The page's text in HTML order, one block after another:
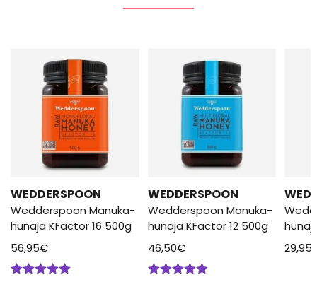
WEDDERSPOON
Wedderspoon Manuka-
hunaja KFactor 16 500g
56,95€
WEDDERSPOON
Wedderspoon Manuka-
hunaja KFactor 12 500g
46,50€
29,95